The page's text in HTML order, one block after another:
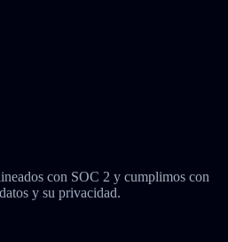
con SOC 2 y cumplimos con
y su privacidad.